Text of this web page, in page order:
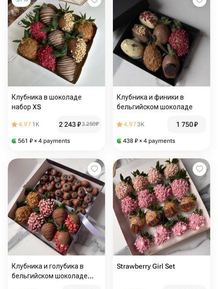
Клубника в шоколаде
набор XS
4.97 1K 2 243₽3 250₽
561 ₽ × 4 payments
Клубника и финики в
бельгийском шоколаде
4.973K 1 750₽
438 ₽ × 4 payments
Клубника и голубика в
бельгийском шоколаде
Strawberry Girl Set